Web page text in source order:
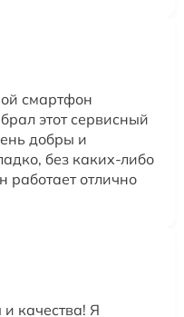
смартфон
этот сервисный
добры и
без каких-либо
работает отлично
качества! Я